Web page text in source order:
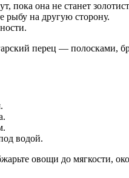
пока она не станет
рыбу на другую сторону.
перец — полосками,
водой.
овощи до мягкости,